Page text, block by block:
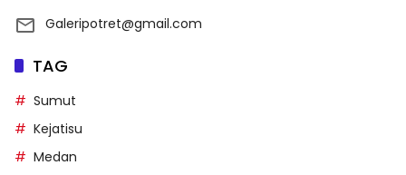
Galeripotret@gmail.com
TAG
Sumut
Kejatisu
Medan